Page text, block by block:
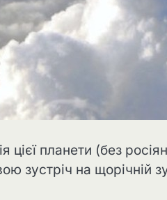
цієї планети (без
зустріч на щорічній